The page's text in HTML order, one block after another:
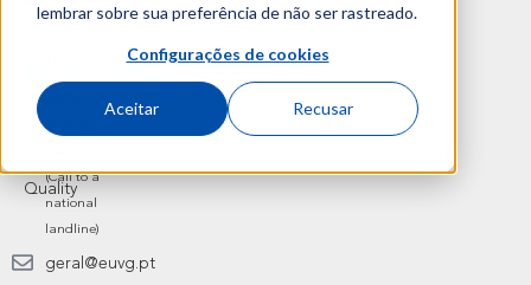
lembrar sobre sua preferência de não ser rastreado.
Configurações de cookies
Aceitar Recusar
239 444
(Call to a
national
landline)
geral@euvg.pt
Postgraduate
Training
Courses
Quality